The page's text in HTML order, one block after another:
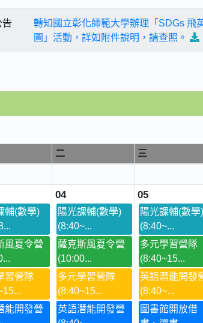
告
轉知國立彰化師範大學辦理「SDGs 飛
圖」活動，詳如附件說明，請查照。
二 三
輔(數學)
風夏令營
習營隊
能開發營
04
陽光課輔(數學)
(8:40~...
薩克斯風夏令營
(10:00...
多元學習營隊
(8:40~15...
英語潛能開發營
05
陽光課輔(數學)
(8:40~...
多元學習營隊
(8:40~15...
英語潛能開發
(8:40~...
圖書館開放借